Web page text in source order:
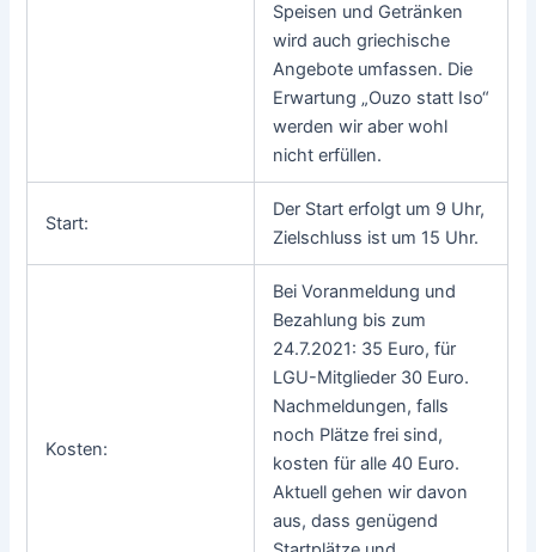
Speisen und Getränken
wird auch griechische
Angebote umfassen. Die
Erwartung „Ouzo statt Iso“
werden wir aber wohl
nicht erfüllen.
Start:
Der Start erfolgt um 9 Uhr,
Zielschluss ist um 15 Uhr.
Kosten:
Bei Voranmeldung und
Bezahlung bis zum
24.7.2021: 35 Euro, für
LGU-Mitglieder 30 Euro.
Nachmeldungen, falls
noch Plätze frei sind,
kosten für alle 40 Euro.
Aktuell gehen wir davon
aus, dass genügend